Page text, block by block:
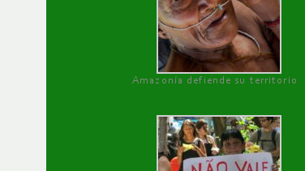
Amazonía defiende su territorio